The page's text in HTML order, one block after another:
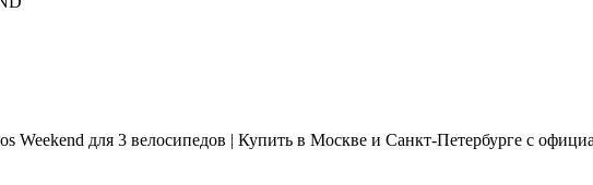
Weekend для 3 велосипедов | Купить в Москве и Санкт-Петербурге с